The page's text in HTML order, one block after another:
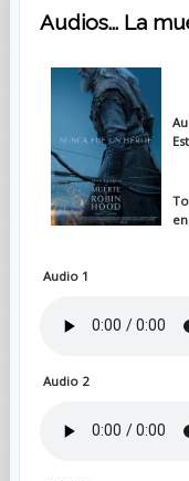
Audios... La
Audio 1
Audio 2